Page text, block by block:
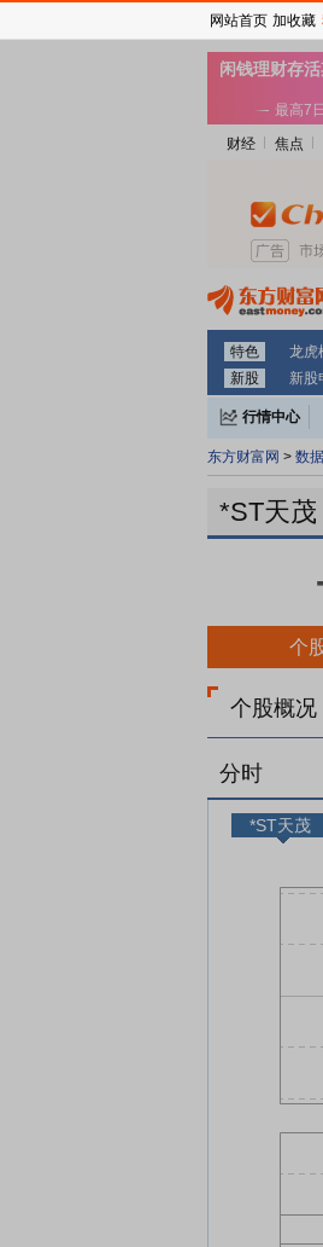
财经 焦点
特色 龙虎
新股
新股
行情中心
东方财富网 > 数
*ST天茂
个
个股概况
分时
*ST天茂
网站首页 加收藏